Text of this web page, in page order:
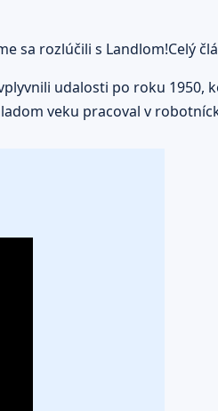
sa rozlúčili s Landlom!Celý
udalosti po roku 1950,
veku pracoval v